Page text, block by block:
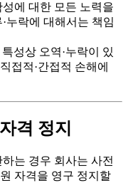
에 대한 모든 노력을
누락에 대해서는 책임
성상 오역·누락이 있
접적·간접적 손해에
격 정지
는 경우 회사는 사전
자격을 영구 정지할